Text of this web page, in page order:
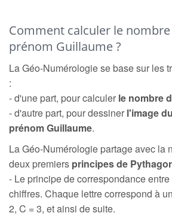
Comment calculer le
prénom Guillaume ?
La Géo-Numérologie se base sur les
:
- d'une part, pour calculer le nombre
- d'autre part, pour dessiner l'image
prénom Guillaume.
La Géo-Numérologie partage avec la
deux premiers principes de
- Le principe de correspondance
chiffres. Chaque lettre correspond à
2, C = 3, et ainsi de suite.